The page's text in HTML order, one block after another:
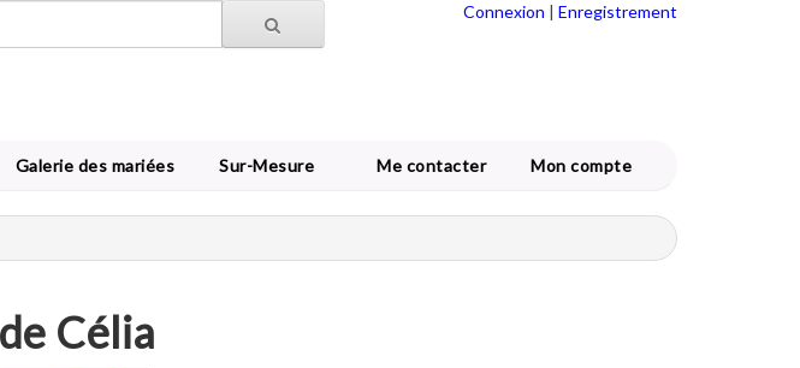
Connexion | Enregistrement
Galerie des mariées Sur-Mesure Me contacter Mon compte
Célia